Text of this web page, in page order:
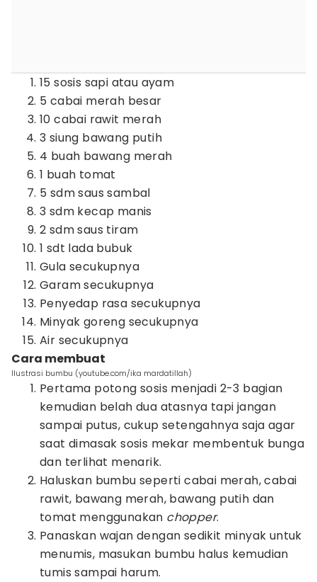
15 sosis sapi atau ayam
5 cabai merah besar
10 cabai rawit merah
3 siung bawang putih
4 buah bawang merah
1 buah tomat
5 sdm saus sambal
3 sdm kecap manis
2 sdm saus tiram
1 sdt lada bubuk
Gula secukupnya
Garam secukupnya
Penyedap rasa secukupnya
Minyak goreng secukupnya
Air secukupnya
Cara membuat
Ilustrasi bumbu (youtube.com/ika mardatillah)
Pertama potong sosis menjadi 2-3 bagian
kemudian belah dua atasnya tapi jangan
sampai putus, cukup setengahnya saja agar
saat dimasak sosis mekar membentuk bunga
dan terlihat menarik.
Haluskan bumbu seperti cabai merah, cabai
rawit, bawang merah, bawang putih dan
tomat menggunakan chopper.
Panaskan wajan dengan sedikit minyak untuk
menumis, masukan bumbu halus kemudian
tumis sampai harum.